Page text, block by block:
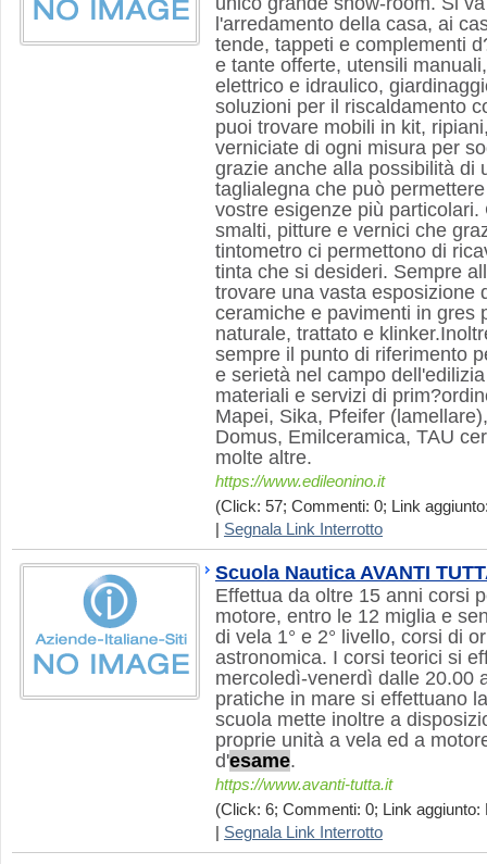
l'arredamento della casa, ai
tende, tappeti e complementi
e tante offerte, utensili
elettrico e idraulico,
soluzioni per il riscaldamento
puoi trovare mobili in kit,
verniciate di ogni misura per
grazie anche alla possibilità di
taglialegna che può
vostre esigenze più
smalti, pitture e vernici che
tintometro ci permettono di
tinta che si desideri. Sempre
trovare una vasta esposizione
ceramiche e pavimenti in gres
naturale, trattato e
sempre il punto di riferimento
e serietà nel campo
materiali e servizi di
Mapei, Sika, Pfeifer
Domus, Emilceramica, TAU
molte altre.
https://www.edileonino.it
(Click: 57; Commenti: 0; Link
Segnala Link Interrotto
Scuola Nautica AVANTI
Effettua da oltre 15 anni corsi
motore, entro le 12 miglia e
di vela 1° e 2° livello, corsi di
astronomica. I corsi teorici si
mercoledì-venerdì dalle 20.00
pratiche in mare si effettuano
scuola mette inoltre a
proprie unità a vela ed a
d'esame.
https://www.avanti-tutta.it
(Click: 6; Commenti: 0; Link aggiunto:
Segnala Link Interrotto